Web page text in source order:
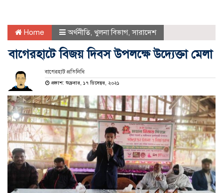
Home অর্থনীতি, খুলনা বিভাগ,সারাদেশ
বাগেরহাটে বিজয় দিবস উপলক্ষে উদ্যেক্তা মেলা
বাগেরহাট প্রতিনিধি
প্রকাশ: শুক্রবার, ১৭ ডিসেম্বর, ২০২১